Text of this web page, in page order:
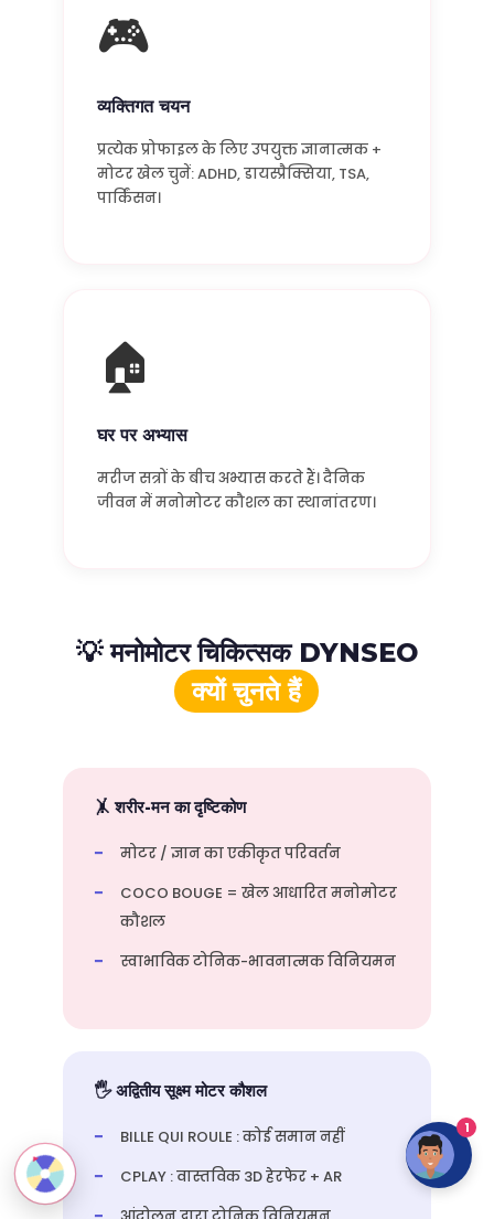
🎮
व्यक्तिगत चयन
प्रत्येक प्रोफाइल के लिए उपयुक्त ज्ञानात्मक +
मोटर खेल चुनें: ADHD, डायस्प्रैक्सिया, TSA,
पार्किंसन।
🏠
घर पर अभ्यास
मरीज सत्रों के बीच अभ्यास करते हैं। दैनिक
जीवन में मनोमोटर कौशल का स्थानांतरण।
💡 मनोमोटर चिकित्सक DYNSEO
क्यों चुनते हैं
🤸 शरीर-मन का दृष्टिकोण
मोटर / ज्ञान का एकीकृत परिवर्तन
COCO BOUGE = खेल आधारित मनोमोटर
कौशल
स्वाभाविक टोनिक-भावनात्मक विनियमन
🖐️ अद्वितीय सूक्ष्म मोटर कौशल
BILLE QUI ROULE : कोई समान नहीं
CPLAY : वास्तविक 3D हेरफेर + AR
1